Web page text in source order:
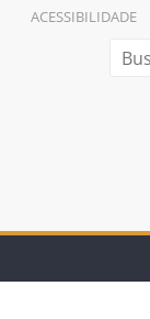
ACESSIBILIDADE